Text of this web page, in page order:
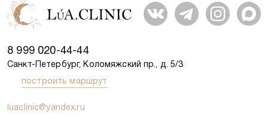
8 999 020-44-44
Санкт-Петербург, Коломяжский пр., д. 5/3
построить маршрут
luaclinic@yandex.ru